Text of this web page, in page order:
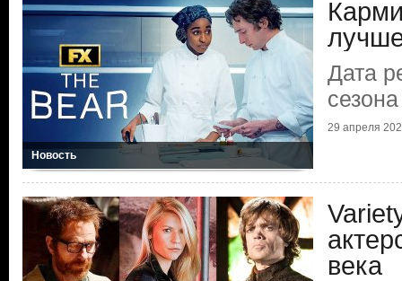
Новость
Дата
29 апреля
века